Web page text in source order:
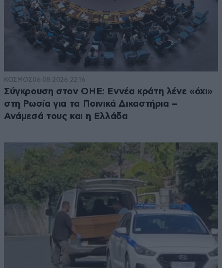
ΚΟΣΜΟΣ06·08·2026 22:16
Σύγκρουση στον ΟΗΕ: Εννέα κράτη λένε «όχι»
στη Ρωσία για τα Ποινικά Δικαστήρια –
Ανάμεσά τους και η Ελλάδα